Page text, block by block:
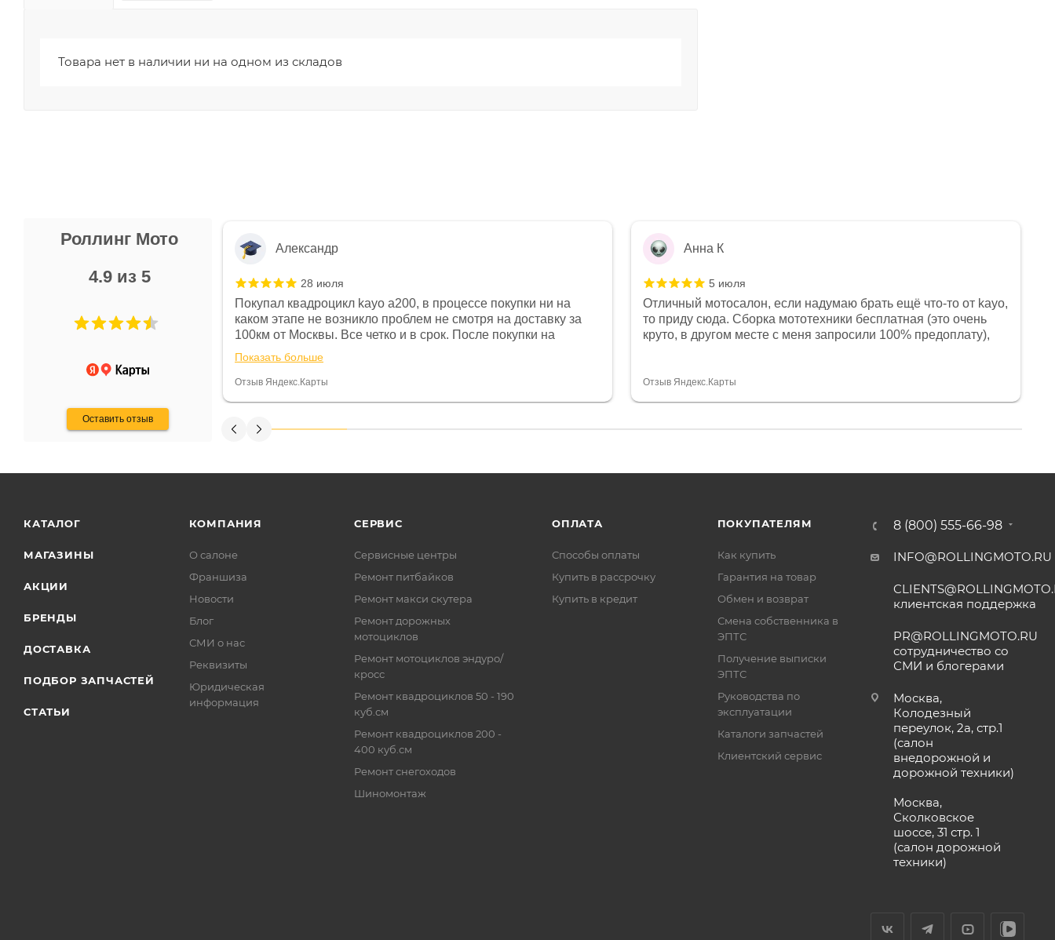
Товара нет в наличии ни на одном из складов
Роллинг Мото
4.9 из 5
Оставить отзыв
Не понравились условия
и дают только на год)
Александр
28 июля
Покупал квадроцикл kayo a200, в процессе покупки ни на
каком этапе не возникло проблем не смотря на доставку за
100км от Москвы. Все четко и в срок. После покупки на
спидометре всегда был 0, при этом представители магазина
постоянно были на связи и в итоге проблема была решена.
Считаю, что это говорит о небезразличии к клиенту после
Показать больше
Отзыв Яндекс.Карты
Анна К
5 июля
Отличный мотосалон, если надумаю брать ещё что-то от kayo,
то приду сюда. Сборка мототехники бесплатная (это очень
круто, в другом месте с меня запросили 100% предоплату),
спасибо отдельное, всегда на связи, очень детально всё
Отзыв Яндекс.Карты
КАТАЛОГ
МАГАЗИНЫ
АКЦИИ
БРЕНДЫ
ДОСТАВКА
ПОДБОР ЗАПЧАСТЕЙ
СТАТЬИ
КОМПАНИЯ
О салоне
Франшиза
Новости
Блог
СМИ о нас
Реквизиты
Юридическая
информация
СЕРВИС
Сервисные центры
Ремонт питбайков
Ремонт макси скутера
Ремонт дорожных
мотоциклов
Ремонт мотоциклов эндуро/
кросс
Ремонт квадроциклов 50 - 190
куб.см
Ремонт квадроциклов 200 -
400 куб.см
Ремонт снегоходов
Шиномонтаж
ОПЛАТА
Способы оплаты
Купить в рассрочку
Купить в кредит
ПОКУПАТЕЛЯМ
Как купить
Гарантия на товар
Обмен и возврат
Смена собственника в
ЭПТС
Получение выписки
ЭПТС
Руководства по
эксплуатации
Каталоги запчастей
Клиентский сервис
8 (800) 555-66-98
INFO@ROLLINGMOTO.RU
клиентская поддержка
PR@ROLLINGMOTO.RU
сотрудничество со
СМИ и блогерами
Москва,
Колодезный
переулок, 2а, стр.1
(салон
внедорожной и
дорожной техники)
Москва,
Сколковское
шоссе, 31 стр. 1
(салон дорожной
техники)